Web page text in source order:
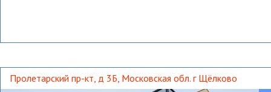
Пролетарский пр-кт, д 3Б, Московская обл. г Щёлково